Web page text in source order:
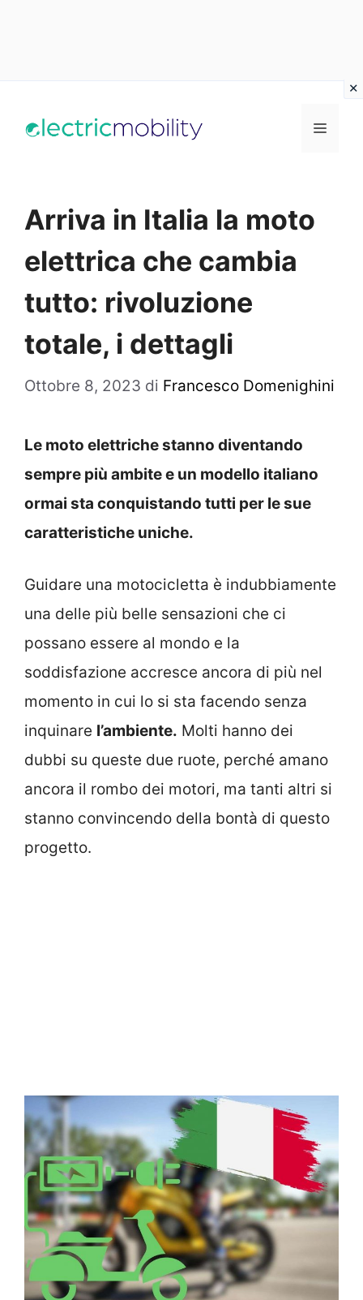
Menu
Arriva in Italia la moto
elettrica che cambia
tutto: rivoluzione
totale, i dettagli
Ottobre 8, 2023 di Francesco Domenighini
Le moto elettriche stanno diventando
sempre più ambite e un modello italiano
ormai sta conquistando tutti per le sue
caratteristiche uniche.
Guidare una motocicletta è indubbiamente
una delle più belle sensazioni che ci
possano essere al mondo e la
soddisfazione accresce ancora di più nel
momento in cui lo si sta facendo senza
inquinare l’ambiente. Molti hanno dei
dubbi su queste due ruote, perché amano
ancora il rombo dei motori, ma tanti altri si
stanno convincendo della bontà di questo
progetto.